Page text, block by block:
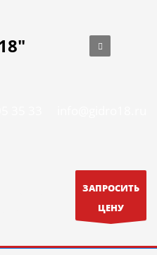
ЗАПРОСИТЬ
ЦЕНУ